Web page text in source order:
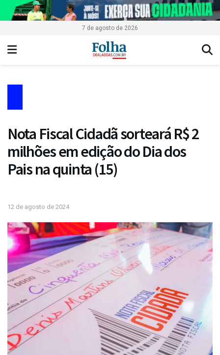
7 de agosto de 2026
Nota Fiscal Cidadã sorteará R$ 2
milhões em edição do Dia dos
Pais na quinta (15)
12 de agosto de 2024